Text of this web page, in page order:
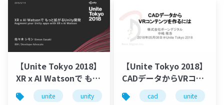
【Unite Tokyo 2018】
XR x AI Watsonで もっ
と拡がるUnity開発
unite unity unity3d unitetokyo
【Unite Tokyo 2018】
CADデータからVRコン
テンツを作るには
cad unite